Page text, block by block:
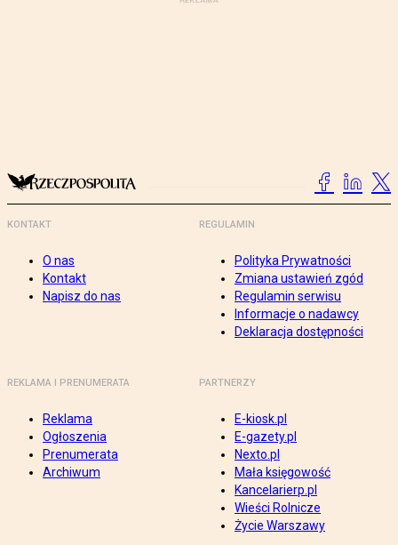
KONTAKT
O nas
Kontakt
Napisz do nas
REGULAMIN
Polityka Prywatności
Zmiana ustawień zgód
Regulamin serwisu
Informacje o nadawcy
Deklaracja dostępności
REKLAMA I PRENUMERATA
Reklama
Ogłoszenia
Prenumerata
Archiwum
PARTNERZY
E-kiosk.pl
E-gazety.pl
Nexto.pl
Mała księgowość
Kancelarierp.pl
Wieści Rolnicze
Życie Warszawy